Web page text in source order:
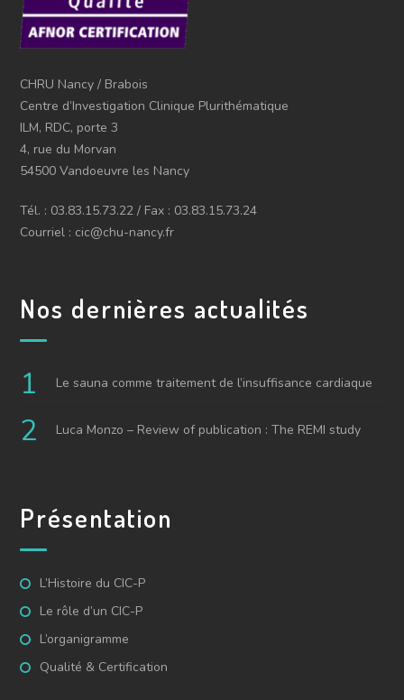
CHRU Nancy / Brabois
Centre d’Investigation Clinique Plurithématique
ILM, RDC, porte 3
4, rue du Morvan
54500 Vandoeuvre les Nancy
Tél. : 03.83.15.73.22 / Fax : 03.83.15.73.24
Courriel : cic@chu-nancy.fr
Nos dernières actualités
Le sauna comme traitement de l’insuffisance cardiaque
Luca Monzo – Review of publication : The REMI study
Présentation
L’Histoire du CIC-P
Le rôle d’un CIC-P
L’organigramme
Qualité & Certification